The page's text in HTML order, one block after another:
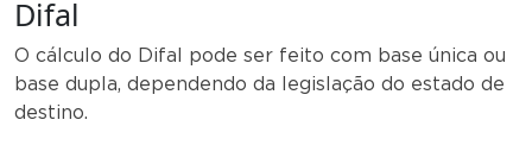
Difal
O cálculo do Difal pode ser feito com base única ou
base dupla, dependendo da legislação do estado de
destino.